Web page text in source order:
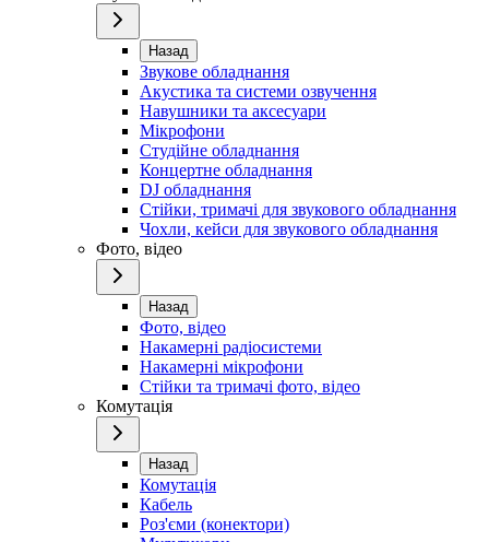
Назад
Звукове обладнання
Акустика та системи озвучення
Навушники та аксесуари
Мікрофони
Студійне обладнання
Концертне обладнання
DJ обладнання
Стійки, тримачі для звукового обладнання
Чохли, кейси для звукового обладнання
Фото, відео
Назад
Фото, відео
Накамерні радіосистеми
Накамерні мікрофони
Стійки та тримачі фото, відео
Комутація
Назад
Комутація
Кабель
Роз'єми (конектори)